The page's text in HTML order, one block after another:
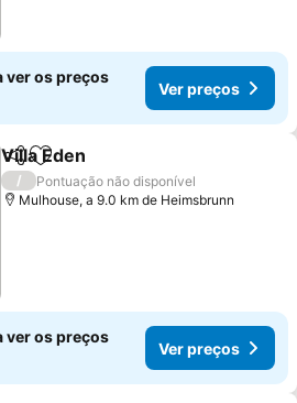
ver os preços
Ver preços
PartilharAdicionar aos favoritos
Villa Eden
/
Pontuação não disponível
Mulhouse, a 9.0 km de Heimsbrunn
ver os preços
Ver preços